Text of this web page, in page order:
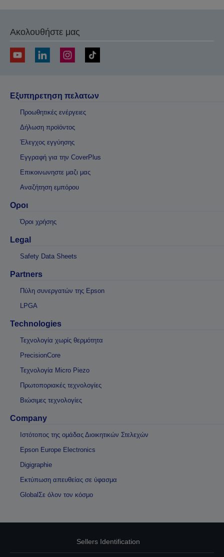
Ακολουθήστε μας
Εξυπηρετηση πελατων
Προωθητικές ενέργειες
Δήλωση προϊόντος
Έλεγχος εγγύησης
Εγγραφή για την CoverPlus
Επικοινωνηστε μαζι μας
Αναζήτηση εμπόρου
Οροι
Όροι χρήσης
Legal
Safety Data Sheets
Partners
Πύλη συνεργατών της Epson
LPGA
Technologies
Τεχνολογία χωρίς θερμότητα
PrecisionCore
Τεχνολογία Micro Piezo
Πρωτοποριακές τεχνολογίες
Βιώσιμες τεχνολογίες
Company
Ιστότοπος της ομάδας Διοικητικών Στελεχών
Epson Europe Electronics
Digigraphie
Εκτύπωση απευθείας σε ύφασμα
GlobalΣε όλον τον κόσμο
Sellers Identification